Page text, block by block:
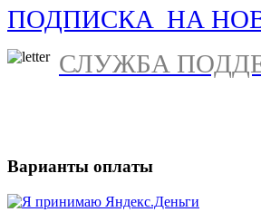
ПОДПИСКА НА
СЛУЖБА
Варианты оплаты